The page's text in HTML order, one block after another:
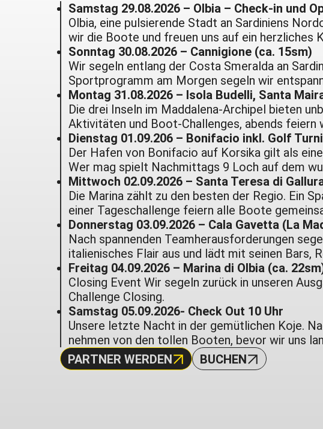
Samstag 29.08.2026 – Olbia – Check-in und
Olbia, eine pulsierende Stadt an Sardiniens
wir die Boote und freuen uns auf ein herzliches
Sonntag 30.08.2026 – Cannigione (ca. 15sm)
Wir segeln entlang der Costa Smeralda an
Sportprogramm am Morgen segeln wir
Montag 31.08.2026 – Isola Budelli, Santa
Die drei Inseln im Maddalena-Archipel bieten
Aktivitäten und Boot-Challenges, abends feiern
Dienstag 01.09.206 – Bonifacio inkl. Golf
Der Hafen von Bonifacio auf Korsika gilt als
Wer mag spielt Nachmittags 9 Loch auf dem
Mittwoch 02.09.2026 – Santa Teresa di
Die Marina zählt zu den besten der Regio. Ein
einer Tageschallenge feiern alle Boote
Donnerstag 03.09.2026 – Cala Gavetta (La
Nach spannenden Teamherausforderungen
italienisches Flair aus und lädt mit seinen Bars,
Freitag 04.09.2026 – Marina di Olbia (ca.
Closing Event Wir segeln zurück in unseren
Challenge Closing.
Samstag 05.09.2026- Check Out 10 Uhr
Unsere letzte Nacht in der gemütlichen Koje.
nehmen von den tollen Booten, bevor wir uns
PARTNER WERDEN
BUCHEN